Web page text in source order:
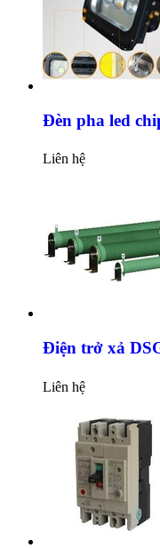
Đèn pha led
Liên hệ
Điện trở xả
Liên hệ